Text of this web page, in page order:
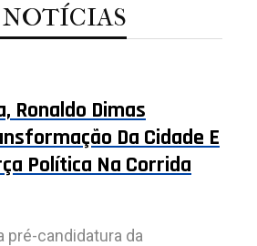
Ronaldo Dimas
Da Cidade E
Política Na Corrida
pré-candidatura da